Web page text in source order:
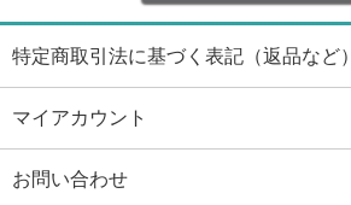
特定商取引法に基づく表記（返品など）
マイアカウント
お問い合わせ